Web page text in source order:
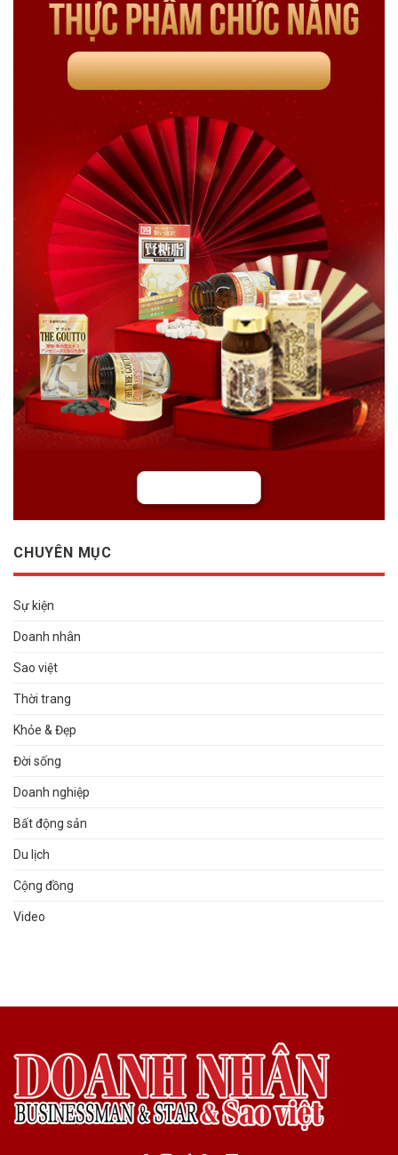
CHUYÊN MỤC
Sự kiện
Doanh nhân
Sao việt
Thời trang
Khỏe & Đẹp
Đời sống
Doanh nghiệp
Bất động sản
Du lịch
Cộng đồng
Video